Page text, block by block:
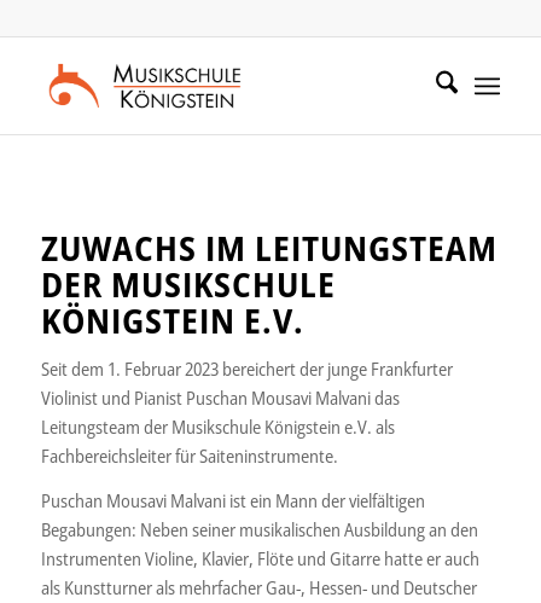
Inhalt
springen
Navigation
springen
ZUWACHS IM LEITUNGSTEAM
DER MUSIKSCHULE
KÖNIGSTEIN E.V.
Seit dem 1. Februar 2023 bereichert der junge Frankfurter
Violinist und Pianist Puschan Mousavi Malvani das
Leitungsteam der Musikschule Königstein e.V. als
Fachbereichsleiter für Saiteninstrumente.
Puschan Mousavi Malvani ist ein Mann der vielfältigen
Begabungen: Neben seiner musikalischen Ausbildung an den
Instrumenten Violine, Klavier, Flöte und Gitarre hatte er auch
als Kunstturner als mehrfacher Gau-, Hessen- und Deutscher